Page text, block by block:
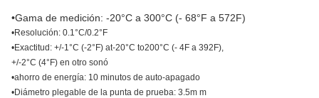
•Gama de medición: -20°C a 300°C (- 68°F a 572F)
•Resolución: 0.1°C/0.2°F
•Exactitud: +/-1°C (-2°F) at-20°C to200°C (- 4F a 392F),
+/-2°C (4°F) en otro sonó
•ahorro de energía: 10 minutos de auto-apagado
•Diámetro plegable de la punta de prueba: 3.5m m